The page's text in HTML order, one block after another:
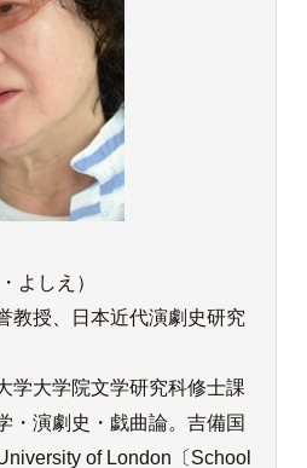
よしえ）
教授、日本近代演劇史研究
学大学院文学研究科修士課
・演劇史・戯曲論。吉備国
of London〔School